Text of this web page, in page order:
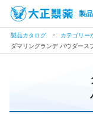
製
製品カタログ カテゴリー
ダマリングランデ パウダース